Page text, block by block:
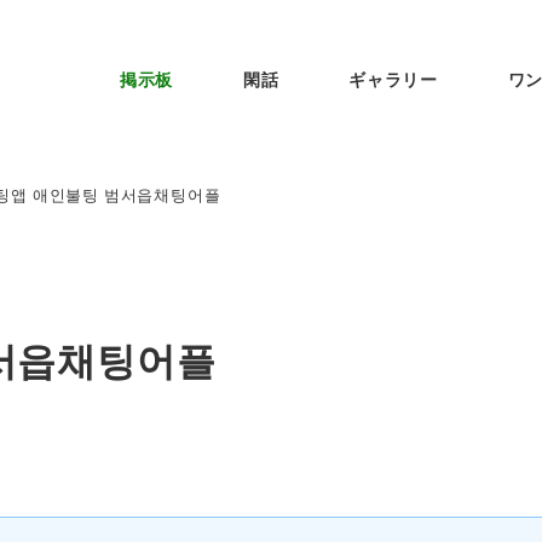
掲示板 閑話 ギャラリー ワ
앱 애인불팅 범서읍채팅어플
읍채팅어플